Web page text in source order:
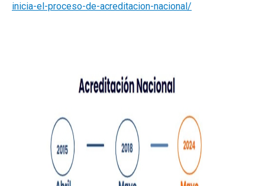
inicia-el-proceso-de-acreditacion-nacional/